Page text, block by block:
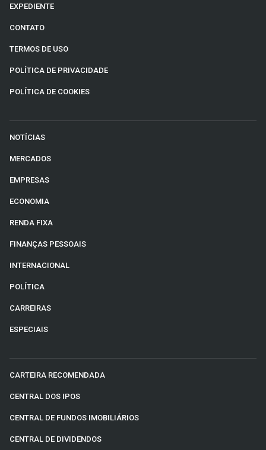
EXPEDIENTE
CONTATO
TERMOS DE USO
POLÍTICA DE PRIVACIDADE
POLÍTICA DE COOKIES
NOTÍCIAS
MERCADOS
EMPRESAS
ECONOMIA
RENDA FIXA
FINANÇAS PESSOAIS
INTERNACIONAL
POLÍTICA
CARREIRAS
ESPECIAIS
CARTEIRA RECOMENDADA
CENTRAL DOS IPOS
CENTRAL DE FUNDOS IMOBILIÁRIOS
CENTRAL DE DIVIDENDOS